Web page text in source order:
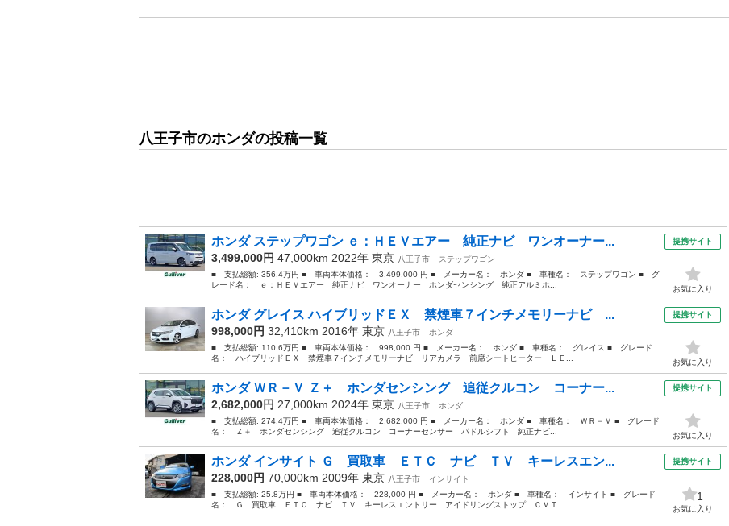
八王子市のホンダの投稿一覧
ホンダ ステップワゴン ｅ：ＨＥＶエアー 純正ナビ ワンオーナー...
3,499,000円 47,000km 2022年 東京 八王子市
ステップワゴン
■ 支払総額: 356.4万円 ■ 車両本体価格： 3,499,000 円 ■ メーカー名： ホンダ ■ 車種名： ステップワゴン ■ グ
レード名： ｅ：ＨＥＶエアー 純正ナビ ワンオーナー ホンダセンシング 純正アルミホ...
提携サイト
お気に入り
ホンダ グレイス ハイブリッドＥＸ 禁煙車７インチメモリーナビ ...
998,000円 32,410km 2016年 東京 八王子市
ホンダ
■ 支払総額: 110.6万円 ■ 車両本体価格： 998,000 円 ■ メーカー名： ホンダ ■ 車種名： グレイス ■ グレード
名： ハイブリッドＥＸ 禁煙車７インチメモリーナビ リアカメラ 前席シートヒーター ＬＥ...
提携サイト
お気に入り
ホンダ ＷＲ－Ｖ Ｚ＋ ホンダセンシング 追従クルコン コーナー...
2,682,000円 27,000km 2024年 東京 八王子市
ホンダ
■ 支払総額: 274.4万円 ■ 車両本体価格： 2,682,000 円 ■ メーカー名： ホンダ ■ 車種名： ＷＲ－Ｖ ■ グレード
名： Ｚ＋ ホンダセンシング 追従クルコン コーナーセンサー パドルシフト 純正ナビ...
提携サイト
お気に入り
ホンダ インサイト Ｇ 買取車 ＥＴＣ ナビ ＴＶ キーレスエン...
228,000円 70,000km 2009年 東京 八王子市
インサイト
■ 支払総額: 25.8万円 ■ 車両本体価格： 228,000 円 ■ メーカー名： ホンダ ■ 車種名： インサイト ■ グレード
名： Ｇ 買取車 ＥＴＣ ナビ ＴＶ キーレスエントリー アイドリングストップ ＣＶＴ ...
提携サイト
1
お気に入り